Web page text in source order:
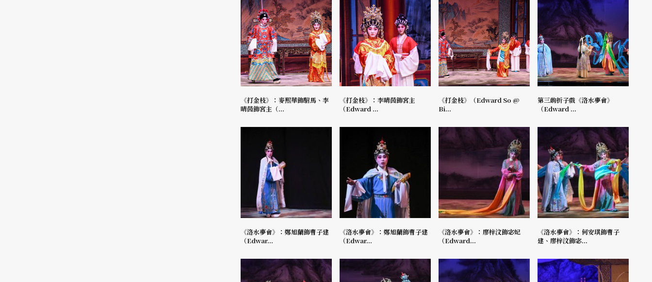
《打金枝》：麥熙華飾駙馬、李
晴茵飾宮主（...
《打金枝》：李晴茵飾宮主
（Edward ...
《打金枝》（Edward So @
Bi...
第三齣折子戲《洛水夢會》
（Edward ...
《洛水夢會》：鄭旭蘭飾曹子建
（Edwar...
《洛水夢會》：鄭旭蘭飾曹子建
（Edwar...
《洛水夢會》：廖梓汶飾宓妃
（Edward...
《洛水夢會》：何安琪飾曹子
建、廖梓汶飾宓...